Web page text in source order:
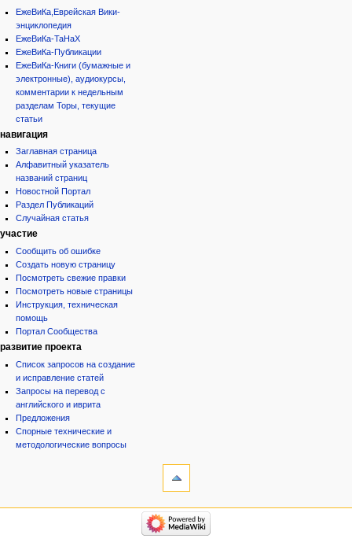
ЕжеВиКа,Еврейская Вики-
энциклопедия
ЕжеВиКа-ТаНаХ
ЕжеВиКа-Публикации
ЕжеВиКа-Книги (бумажные и
электронные), аудиокурсы,
комментарии к недельным
разделам Торы, текущие
статьи
навигация
Заглавная страница
Алфавитный указатель
названий страниц
Новостной Портал
Раздел Публикаций
Случайная статья
участие
Сообщить об ошибке
Создать новую страницу
Посмотреть свежие правки
Посмотреть новые страницы
Инструкция, техническая
помощь
Портал Сообщества
развитие проекта
Список запросов на создание
и исправление статей
Запросы на перевод с
английского и иврита
Предложения
Спорные технические и
методологические вопросы
категории